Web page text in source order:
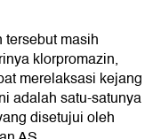
masih
klorpromazin,
merelaksasi kejang
adalah satu-satunya
disetujui oleh